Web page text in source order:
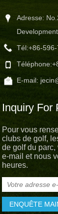
Adresse:
Tél:+86-
Téléphone:
E-mail:
Inquiry For
Pour vous
clubs de golf,
de golf du
e-mail et nous
heures.